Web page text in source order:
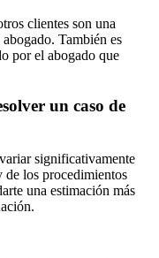
clientes son una
También es
por el abogado que
un caso de
significativamente
de los procedimientos
una estimación más